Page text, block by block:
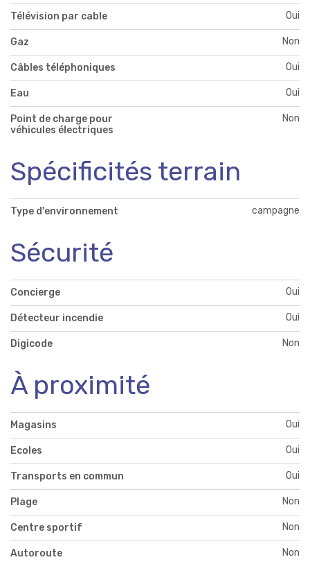
Télévision par cable Oui
Gaz Non
Câbles téléphoniques Oui
Eau Oui
Point de charge pour
véhicules électriques
Non
Spécificités terrain
Type d'environnement campagne
Sécurité
Concierge Oui
Détecteur incendie Oui
Digicode Non
À proximité
Magasins Oui
Ecoles Oui
Transports en commun Oui
Plage Non
Centre sportif Non
Autoroute Non